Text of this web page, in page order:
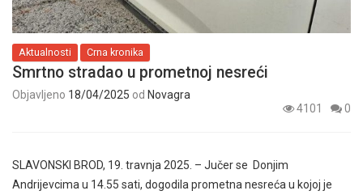
Aktualnosti Crna kronika
Smrtno stradao u prometnoj nesreći
Objavljeno 18/04/2025 od Novagra
4101
0
SLAVONSKI BROD, 19. travnja 2025. – Jučer se Donjim
Andrijevcima u 14.55 sati, dogodila prometna nesreća u kojoj je